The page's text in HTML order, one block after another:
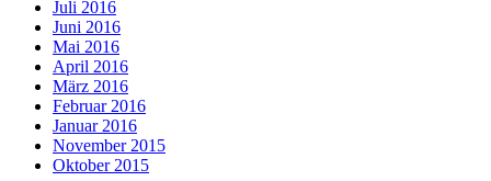
Juli 2016
Juni 2016
Mai 2016
April 2016
März 2016
Februar 2016
Januar 2016
November 2015
Oktober 2015